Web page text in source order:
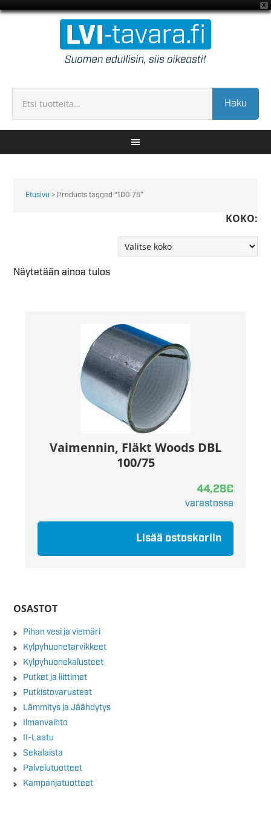
X
Haku
Etusivu > Products tagged “100 75”
KOKO:
Näytetään ainoa tulos
Vaimennin, Fläkt Woods DBL
100/75
44,28€
varastossa
Lisää ostoskoriin
OSASTOT
Pihan vesi ja viemäri
Kylpyhuonetarvikkeet
Kylpyhuonekalusteet
Putket ja liittimet
Putkistovarusteet
Lämmitys ja Jäähdytys
Ilmanvaihto
II-Laatu
Sekalaista
Palvelutuotteet
Kampanjatuotteet